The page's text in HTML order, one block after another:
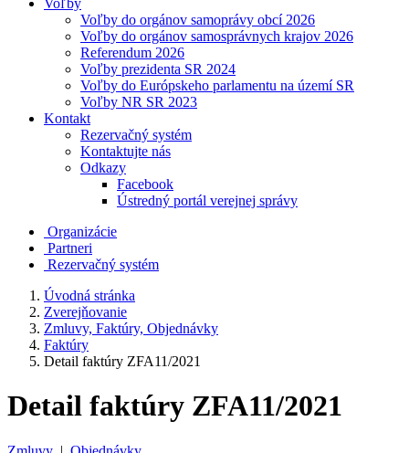
Voľby
Voľby do orgánov samoprávy obcí 2026
Voľby do orgánov samosprávnych krajov 2026
Referendum 2026
Voľby prezidenta SR 2024
Voľby do Európskeho parlamentu na území SR
Voľby NR SR 2023
Kontakt
Rezervačný systém
Kontaktujte nás
Odkazy
Facebook
Ústredný portál verejnej správy
Organizácie
Partneri
Rezervačný systém
Úvodná stránka
Zverejňovanie
Zmluvy, Faktúry, Objednávky
Faktúry
Detail faktúry ZFA11/2021
Detail faktúry ZFA11/2021